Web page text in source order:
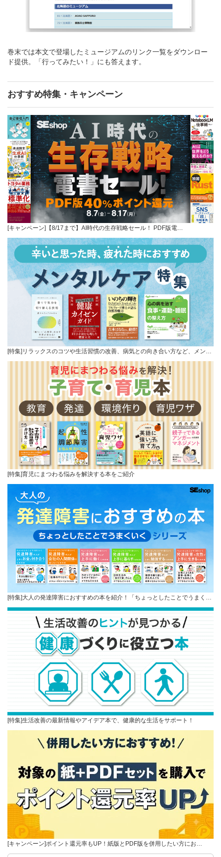
巻末では本文で登場したミュージアムのリンク一覧をダウンロー
ド提供。「行ってみたい！」にも答えます。
おすすめ特集・キャンペーン
[キャンペーン]【8/17まで】AI時代の生存戦略セール！ PDF版電…
[特集]リラックスのコツや生活習慣の改善、病気との向き合い方など、メン…
[特集]育児にまつわる悩みを解決する本をご紹介
[特集]大人の発達障害におすすめの本を紹介！「ちょっとしたことでうまく…
[特集]生活改善の最新情報やアイデア本で、健康的な生活をサポート！
[キャンペーン]ポイント還元率もUP！紙版とPDF版を併用したい方にお…